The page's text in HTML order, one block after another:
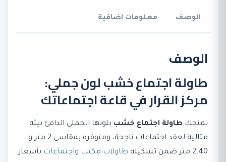
جمليالوصف معلومات إضافية
الوصف
طاولة اجتماع خشب لون جملي:
مركز القرار في قاعة اجتماعاتك
تمنحك طاولة اجتماع خشب بلونها الجملي الدافئ بيئة
مثالية لعقد اجتماعات ناجحة، ومتوفرة بمقاسي 2 متر و
2.40 متر ضمن تشكيلة
طاولات مكتب واجتماعات بأسعار